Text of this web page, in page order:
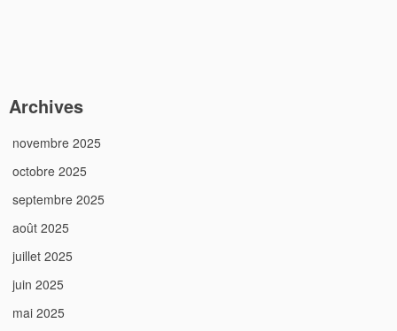
Archives
novembre 2025
octobre 2025
septembre 2025
août 2025
juillet 2025
juin 2025
mai 2025